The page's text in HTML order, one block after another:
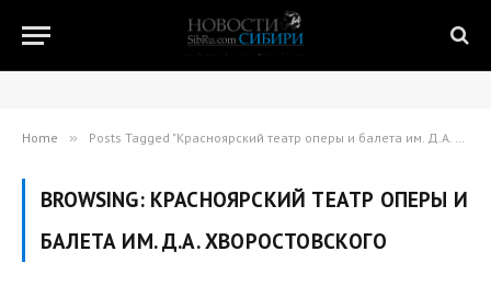
Home » Posts Tagged "Красноярский театр оперы и балета им. Д.А. Хворостовского"
BROWSING: КРАСНОЯРСКИЙ ТЕАТР ОПЕРЫ И
БАЛЕТА ИМ. Д.А. ХВОРОСТОВСКОГО